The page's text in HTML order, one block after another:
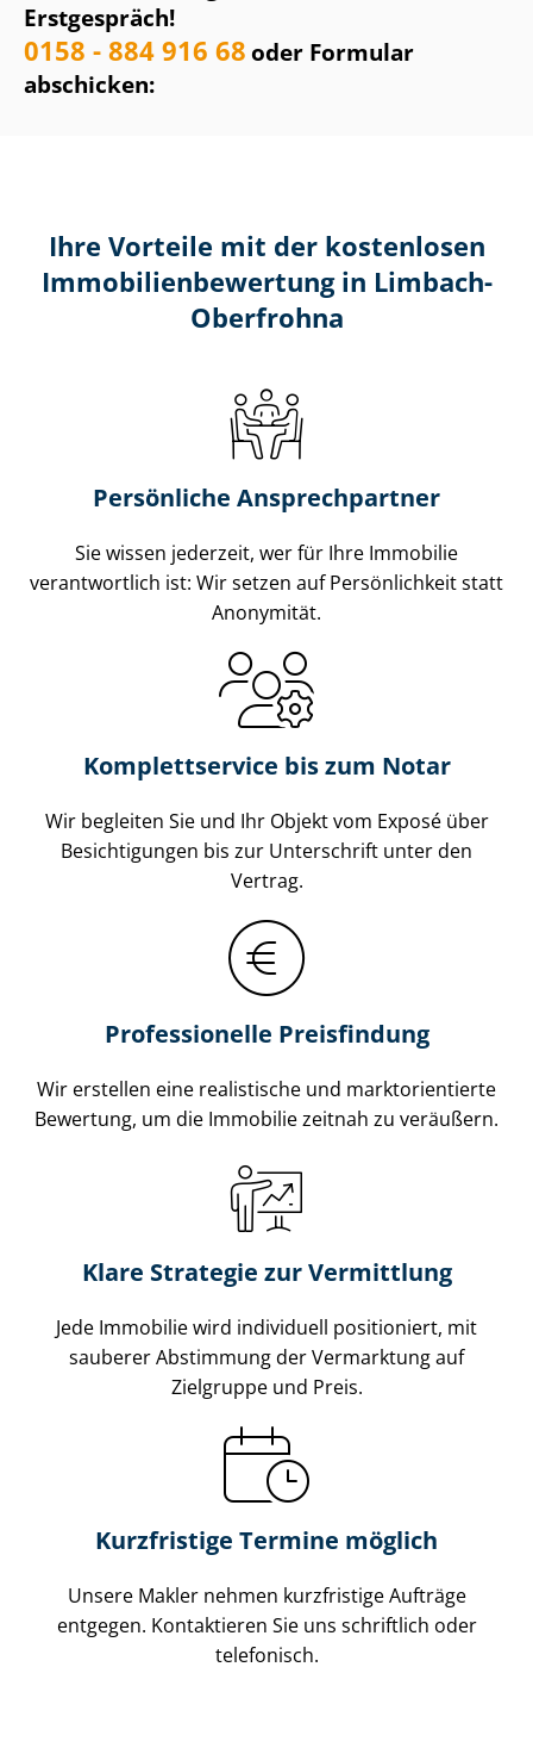
Erstgespräch!
0158 - 884 916 68oder Formular
abschicken:
Ihre Vorteile mit der kostenlosen
Im­mo­bi­li­en­be­wer­tung in Limbach-
Oberfrohna
Persönliche Ansprechpartner
Sie wissen jederzeit, wer für Ihre Immobilie
verantwortlich ist: Wir setzen auf Persönlichkeit statt
Anonymität.
Komplettservice bis zum Notar
Wir begleiten Sie und Ihr Objekt vom Exposé über
Besichtigungen bis zur Unterschrift unter den
Vertrag.
Professionelle Preisfindung
Wir erstellen eine realistische und markt­ori­en­tier­te
Bewertung, um die Immobilie zeitnah zu veräußern.
Klare Strategie zur Vermittlung
Jede Immobilie wird individuell positioniert, mit
sauberer Abstimmung der Vermarktung auf
Zielgruppe und Preis.
Kurzfristige Termine möglich
Unsere Makler nehmen kurzfristige Aufträge
entgegen. Kontaktieren Sie uns schriftlich oder
telefonisch.